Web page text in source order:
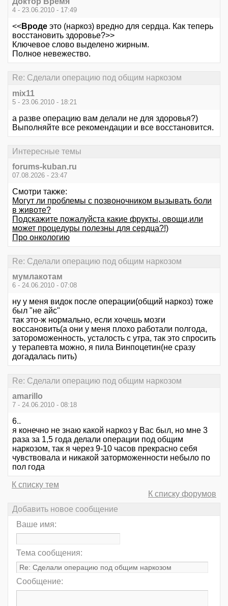
4 - 23.06.2010 - 17:49
<<Вроде это (наркоз) вредно для сердца. Как теперь
восстановить здоровье?>>
Ключевое слово выделено жирным.
Полное невежество.
Re: Сделали операцию под общим наркозом
mix11
5 - 23.06.2010 - 18:21
а разве операцию вам делали не для здоровья?)
Выполняйте все рекомендации и все восстановится.
Интересные темы
forums-kuban.ru
07.08.2026 - 23:47
Смотри также:
Могут ли проблемы с позвоночником вызывать боли
в животе?
Подскажите пожалуйста какие фрукты, овощи,или
может процедуры полезны для сердца?!)
Про онкологию
Re: Сделали операцию под общим наркозом
мумлакотам
6 - 24.06.2010 - 07:08
ну у меня видок после операции(общий наркоз) тоже
был "не айс"
так это-ж нормально, если хочешь мозги
воссановить(а они у меня плохо работали полгода,
затороможенность, усталость с утра, так это спросить
у терапевта можно, я пила Винпоцетин(не сразу
догадалась пить)
Re: Сделали операцию под общим наркозом
amarillo
7 - 24.06.2010 - 08:18
6..
я конечно не знаю какой наркоз у Вас был, но мне 3
раза за 1,5 года делали операции под общим
наркозом, так я через 9-10 часов прекрасно себя
чувствовала и никакой заторможенности небыло по
пол года
К списку тем
К списку форумов
Добавить новое сообщение
Ваше имя:
Тема сообщения:
Сообщение: